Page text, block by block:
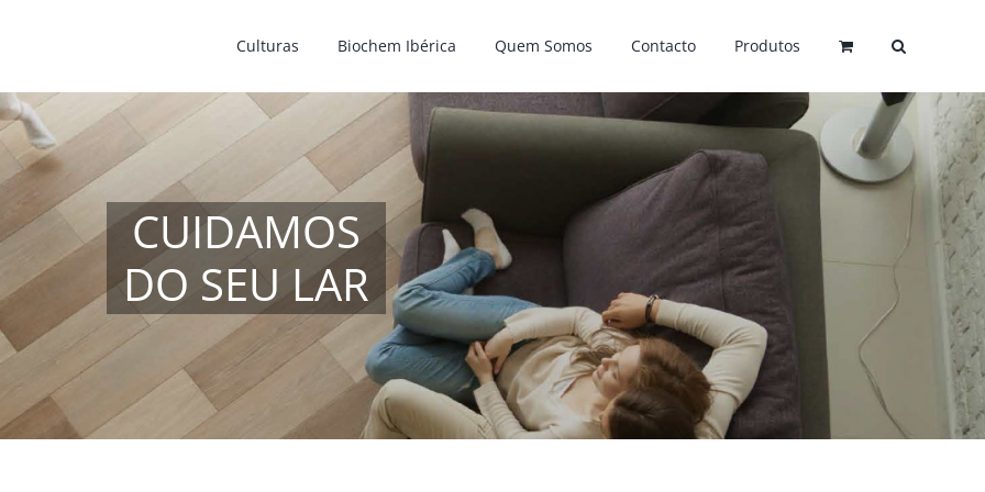
Culturas Biochem Ibérica Quem Somos Contacto Produtos
CUIDAMOS
DO SEU LAR